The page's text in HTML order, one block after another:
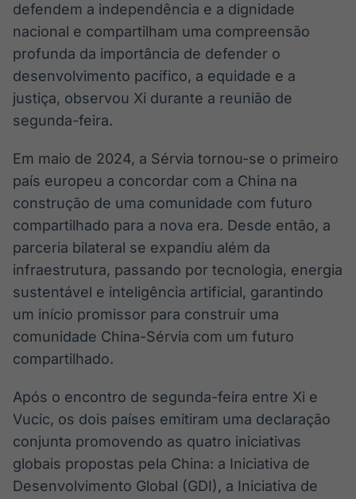
defendem a independência e a dignidade
nacional e compartilham uma compreensão
profunda da importância de defender o
desenvolvimento pacífico, a equidade e a
justiça, observou Xi durante a reunião de
segunda-feira.
Em maio de 2024, a Sérvia tornou-se o primeiro
país europeu a concordar com a China na
construção de uma comunidade com futuro
compartilhado para a nova era. Desde então, a
parceria bilateral se expandiu além da
infraestrutura, passando por tecnologia, energia
sustentável e inteligência artificial, garantindo
um início promissor para construir uma
comunidade China-Sérvia com um futuro
compartilhado.
Após o encontro de segunda-feira entre Xi e
Vucic, os dois países emitiram uma declaração
conjunta promovendo as quatro iniciativas
globais propostas pela China: a Iniciativa de
Desenvolvimento Global (GDI), a Iniciativa de